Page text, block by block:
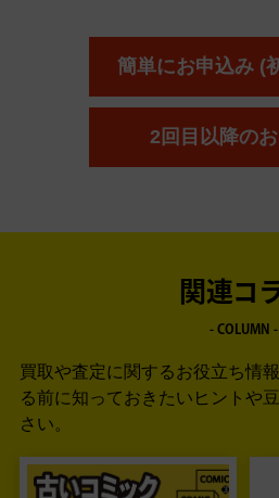
簡単にお申込み (
2回目以降の
関連コ
- COLUMN -
買取や査定に関するお役立ち情
る前に知っておきたいヒントや
さい。